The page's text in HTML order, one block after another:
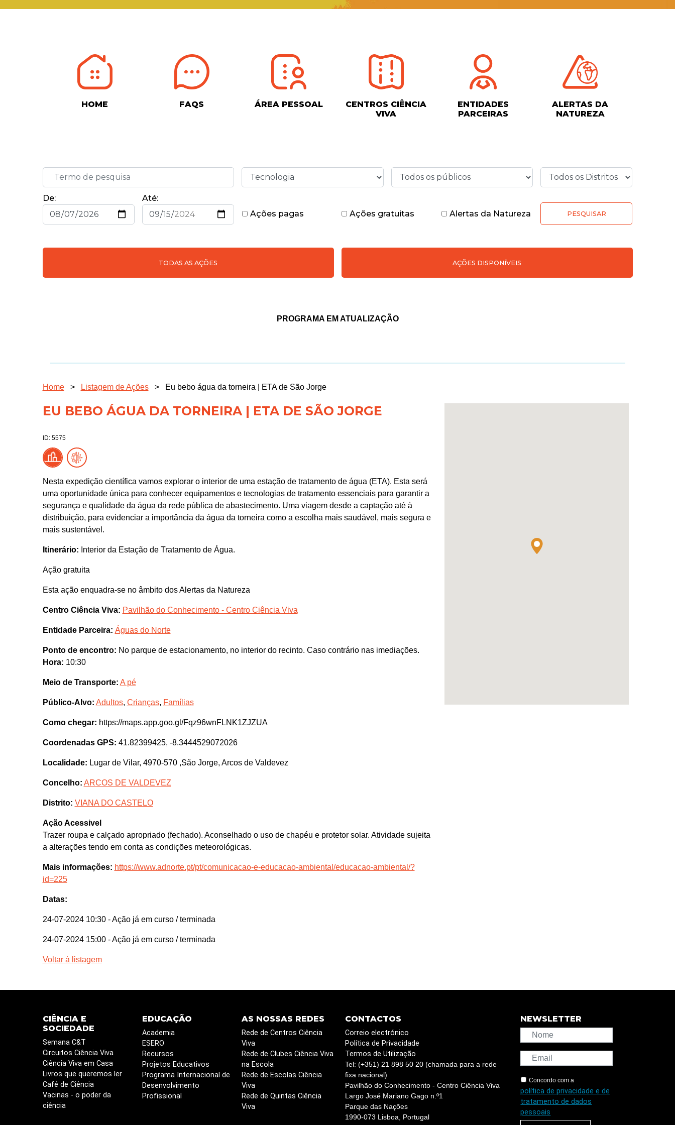
HOME FAQS ÁREA PESSOAL
CENTROS CIÊNCIA
VIVA
ENTIDADES
PARCEIRAS
ALERTAS DA
NATUREZA
De:
Até:
Ações pagas
Ações gratuitas Alertas da Natureza PESQUISAR
TODAS AS AÇÕES AÇÕES DISPONÍVEIS
PROGRAMA EM ATUALIZAÇÃO
Home > Listagem de Ações > Eu bebo água da torneira | ETA de São Jorge
EU BEBO ÁGUA DA TORNEIRA | ETA DE SÃO JORGE
ID: 5575
Nesta expedição científica vamos explorar o interior de uma estação de tratamento de água (ETA). Esta será
uma oportunidade única para conhecer equipamentos e tecnologias de tratamento essenciais para garantir a
segurança e qualidade da água da rede pública de abastecimento. Uma viagem desde a captação até à
distribuição, para evidenciar a importância da água da torneira como a escolha mais saudável, mais segura e
mais sustentável.
Itinerário: Interior da Estação de Tratamento de Água.
Ação gratuita
Esta ação enquadra-se no âmbito dos Alertas da Natureza
Centro Ciência Viva: Pavilhão do Conhecimento - Centro Ciência Viva
Entidade Parceira: Águas do Norte
Ponto de encontro: No parque de estacionamento, no interior do recinto. Caso contrário nas imediações.
Hora: 10:30
Meio de Transporte: A pé
Público-Alvo: Adultos, Crianças, Famílias
Como chegar: https://maps.app.goo.gl/Fqz96wnFLNK1ZJZUA
Coordenadas GPS: 41.82399425, -8.3444529072026
Localidade: Lugar de Vilar, 4970-570 ,São Jorge, Arcos de Valdevez
Concelho: ARCOS DE VALDEVEZ
Distrito: VIANA DO CASTELO
Ação Acessivel
Trazer roupa e calçado apropriado (fechado). Aconselhado o uso de chapéu e protetor solar. Atividade sujeita
a alterações tendo em conta as condições meteorológicas.
Mais informações: https://www.adnorte.pt/pt/comunicacao-e-educacao-ambiental/educacao-ambiental/?
id=225
Datas:
24-07-2024 10:30 - Ação já em curso / terminada
24-07-2024 15:00 - Ação já em curso / terminada
Voltar à listagem
CIÊNCIA E
SOCIEDADE
Semana C&T
Circuitos Ciência Viva
Ciência Viva em Casa
Livros que queremos ler
Café de Ciência
Vacinas - o poder da
ciência
EDUCAÇÃO
Academia
ESERO
Recursos
Projetos Educativos
Programa Internacional de
Desenvolvimento
Profissional
AS NOSSAS REDES
Rede de Centros Ciência
Viva
Rede de Clubes Ciência Viva
na Escola
Rede de Escolas Ciência
Viva
Rede de Quintas Ciência
Viva
CONTACTOS
Correio electrónico
Política de Privacidade
Termos de Utilização
Tel: (+351) 21 898 50 20 (chamada para a rede
fixa nacional)
Pavilhão do Conhecimento - Centro Ciência Viva
Largo José Mariano Gago n.º1
Parque das Nações
1990-073 Lisboa, Portugal
NEWSLETTER
Concordo com a
política de privacidade e de
tratamento de dados
pessoais